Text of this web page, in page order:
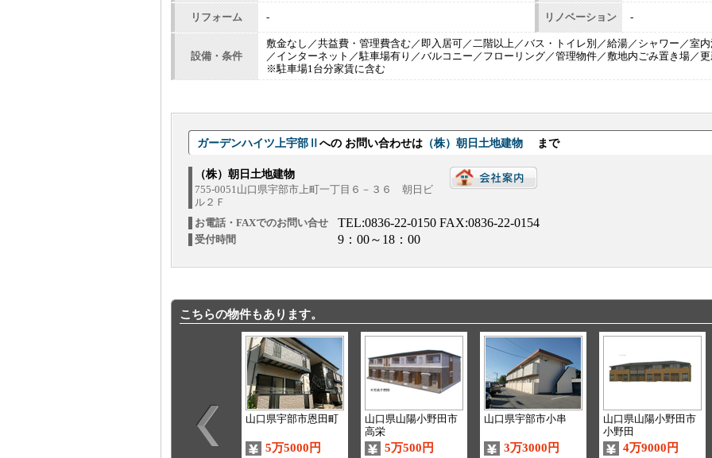
リフォーム - リノベーション -
設備・条件
敷金なし／共益費・管理費含む／即入居可／二階以上／バス・トイレ別／給湯／シャワー／室
／インターネット／駐車場有り／バルコニー／フローリング／管理物件／敷地内ごみ置き場／
※駐車場1台分家賃に含む
ガーデンハイツ上宇部Ⅱ への お問い合わせは（株）朝日土地建物 まで
（株）朝日土地建物
755-0051山口県宇部市上町一丁目６－３６ 朝日ビ
ル２Ｆ
お電話・FAXでのお問い合せ
TEL:0836-22-0150FAX:0836-22-0154
受付時間 9：00～18：00
こちらの物件もあります。
山口県宇部市恩田町
5万5000円
山口県山陽小野田市
高栄
5万500円
山口県宇部市小串
3万3000円
山口県山陽小野田市
小野田
4万9000円